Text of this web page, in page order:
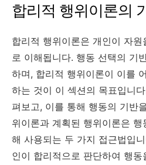
합리적 행위이론의
합리적 행위이론은 개인이 자
로 이해됩니다. 행동 선택의 기
하며, 합리적 행위이론이 이를
하는 것이 이 섹션의 목표입니
펴보고, 이를 통해 행동의 기반
위이론과 계획된 행위이론은
해 사용되는 두 가지 접근법입
인이 합리적으로 판단하여 행